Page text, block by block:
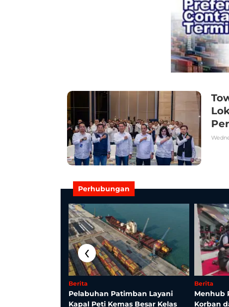
Perhubungan
Berita
Pelabuhan Patimban Layani
Kapal Peti Kemas Besar Kelas
Berita
Menhub
Korban
‹